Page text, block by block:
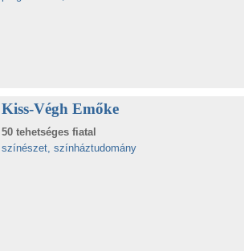
Kiss-Végh Emőke
50 tehetséges fiatal
színészet, színháztudomány